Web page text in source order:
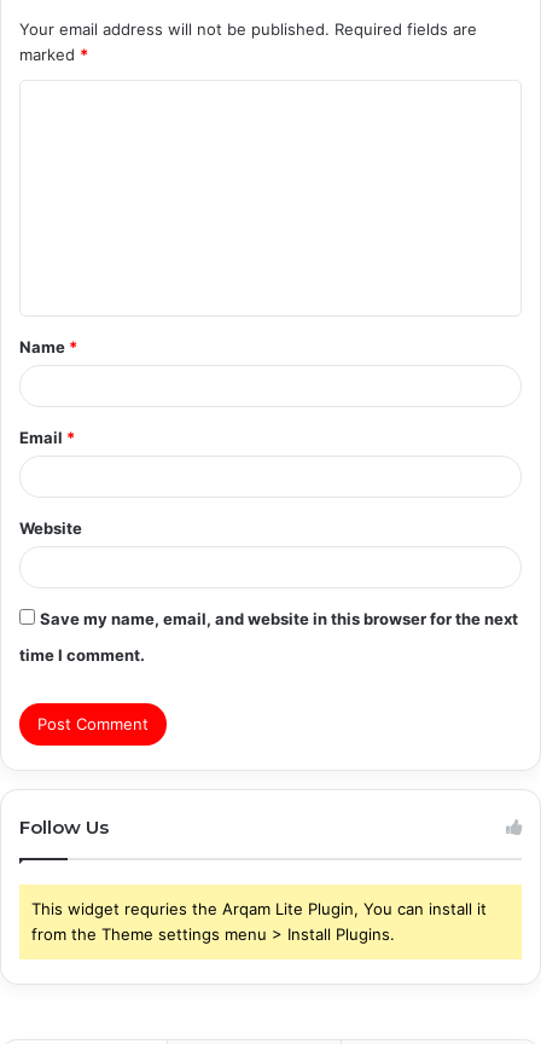
Your email address will not be published. Required fields are
marked *
t
*
Name *
Email *
Website
Save my name, email, and website in this browser for the next
time I comment.
Follow Us
This widget requries the Arqam Lite Plugin, You can install it
from the Theme settings menu > Install Plugins.